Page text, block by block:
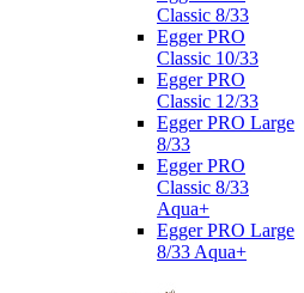
Classic 8/33
Egger PRO
Classic 10/33
Egger PRO
Classic 12/33
Egger PRO Large
8/33
Egger PRO
Classic 8/33
Aqua+
Egger PRO Large
8/33 Aqua+